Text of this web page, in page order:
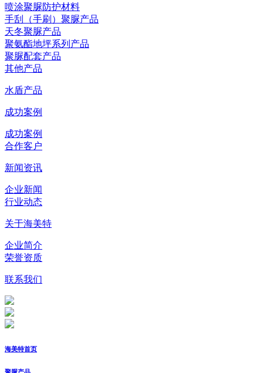
喷涂聚脲防护材料
手刮（手刷）聚脲产品
天冬聚脲产品
聚氨酯地坪系列产品
聚脲配套产品
其他产品
水盾产品
成功案例
成功案例
合作客户
新闻资讯
企业新闻
行业动态
关于海美特
企业简介
荣誉资质
联系我们
海美特首页